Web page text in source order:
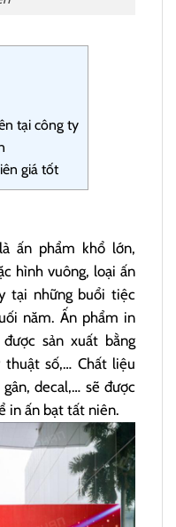
tại công ty
giá tốt
ấn phẩm khổ lớn,
hình vuông, loại ấn
tại những buổi tiệc
năm. Ấn phẩm in
sản xuất bằng
số,… Chất liệu
decal,… sẽ được
in ấn bạt tất niên.